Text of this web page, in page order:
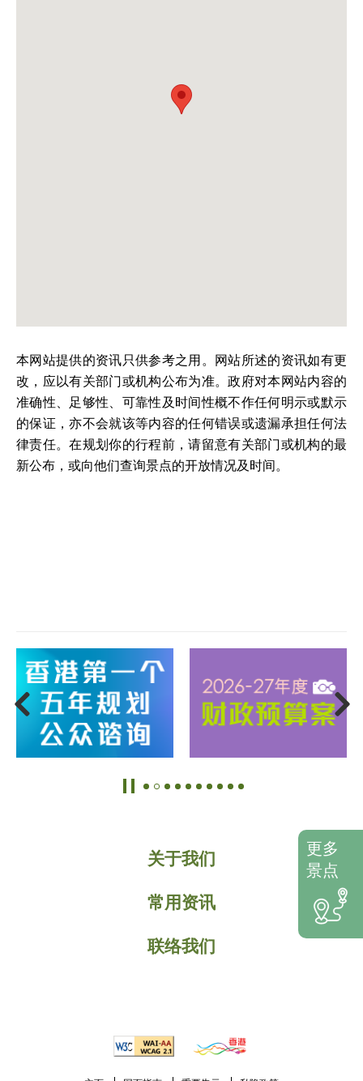
本网站提供的资讯只供参考之用。网站所述的资讯如有更
改，应以有关部门或机构公布为准。政府对本网站内容的
准确性、足够性、可靠性及时间性概不作任何明示或默示
的保证，亦不会就该等内容的任何错误或遗漏承担任何法
律责任。在规划你的行程前，请留意有关部门或机构的最
新公布，或向他们查询景点的开放情况及时间。
关于我们
常用资讯
联络我们
更多
景点